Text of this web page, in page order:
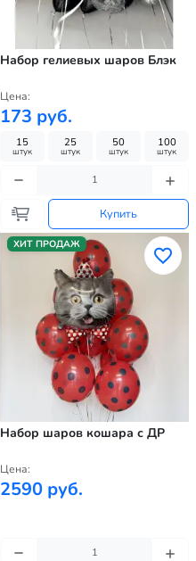
Набор гелиевых шаров Блэк
Цена:
173 руб.
15
штук
25
штук
50
штук
100
штук
Купить
ХИТ ПРОДАЖ
Набор шаров кошара с ДР
Цена:
2590 руб.